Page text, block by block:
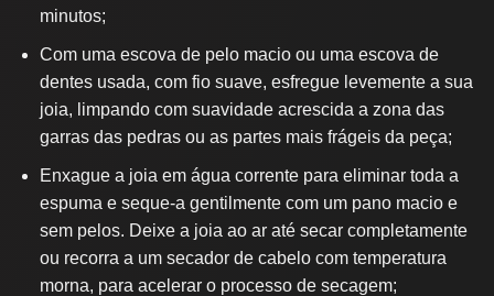
minutos;
Com uma escova de pelo macio ou uma escova de
dentes usada, com fio suave, esfregue levemente a sua
joia, limpando com suavidade acrescida a zona das
garras das pedras ou as partes mais frágeis da peça;
Enxague a joia em água corrente para eliminar toda a
espuma e seque-a gentilmente com um pano macio e
sem pelos. Deixe a joia ao ar até secar completamente
ou recorra a um secador de cabelo com temperatura
morna, para acelerar o processo de secagem;